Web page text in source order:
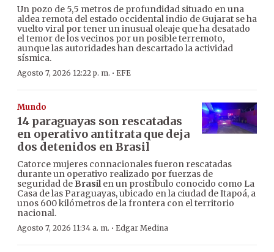
Un pozo de 5,5 metros de profundidad situado en una
aldea remota del estado occidental indio de Gujarat se ha
vuelto viral por tener un inusual oleaje que ha desatado
el temor de los vecinos por un posible terremoto,
aunque las autoridades han descartado la actividad
sísmica.
Agosto 7, 2026 12:22 p. m. · EFE
Mundo
14 paraguayas son rescatadas
en operativo antitrata que deja
dos detenidos en Brasil
Catorce mujeres connacionales fueron rescatadas
durante un operativo realizado por fuerzas de
seguridad de Brasilen un prostíbulo conocido como La
Casa de las Paraguayas, ubicado en la ciudad de Itapoá, a
unos 600 kilómetros de la frontera con el territorio
nacional.
Agosto 7, 2026 11:34 a. m. · Edgar Medina